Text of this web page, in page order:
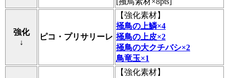
強化
↓
ピコ・プリサリーレ
【強化素材】
掻鳥の上鱗×4
掻鳥の上皮×2
掻鳥の大クチバシ×2
鳥竜玉×1
【強化素材】